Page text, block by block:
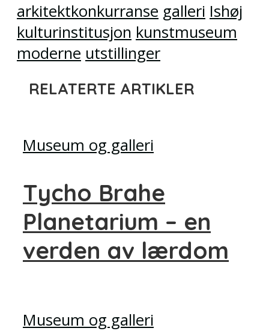
arkitektkonkurranse galleri Ishøj
kulturinstitusjon kunstmuseum
moderne utstillinger
RELATERTE ARTIKLER
Museum og galleri
Tycho Brahe
Planetarium – en
verden av lærdom
Museum og galleri